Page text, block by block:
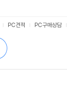
PC견적 PC구매상담